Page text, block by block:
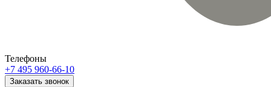
Телефоны
+7 495 960-66-10
Заказать звонок